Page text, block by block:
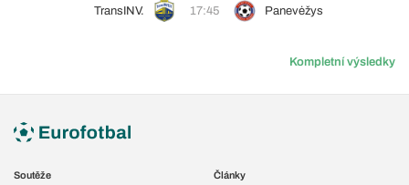
TransINV. 17:45 Panevėžys
Kompletní výsledky
Soutěže
Články